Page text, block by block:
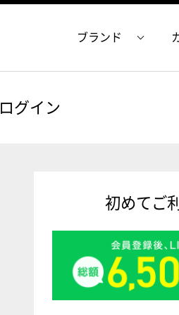
ブランド
ログイン
初めてご